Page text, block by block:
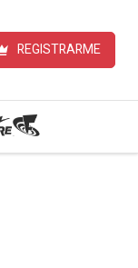
REGISTRARME